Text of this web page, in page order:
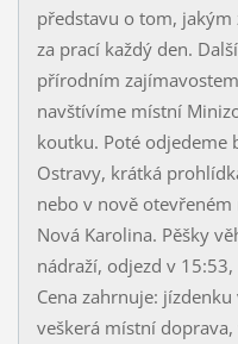
představu o tom,
za prací každý den.
přírodním
navštívíme místní
koutku. Poté odjedeme
Ostravy, krátká
nebo v nově
Nová Karolina. Pěšky
nádraží, odjezd v
Cena zahrnuje:
veškerá místní